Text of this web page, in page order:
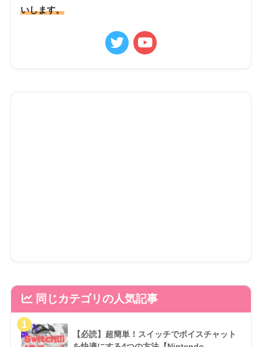
いします。
同じカテゴリの人気記事
【必読】超簡単！スイッチでボイスチャット